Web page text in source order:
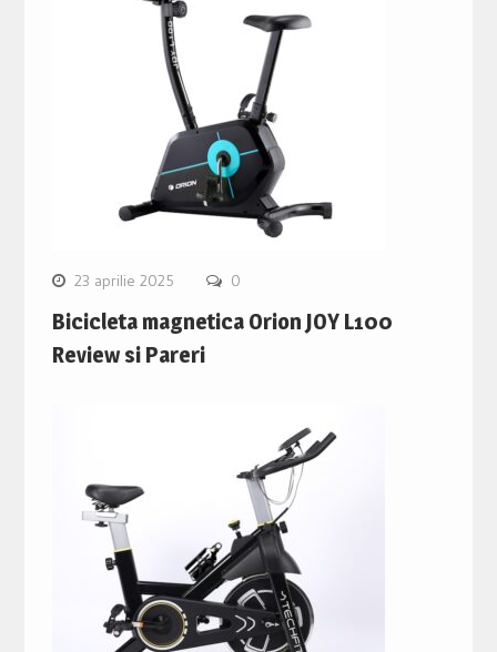
23 aprilie 2025 0
Bicicleta magnetica Orion JOY L100
Review si Pareri